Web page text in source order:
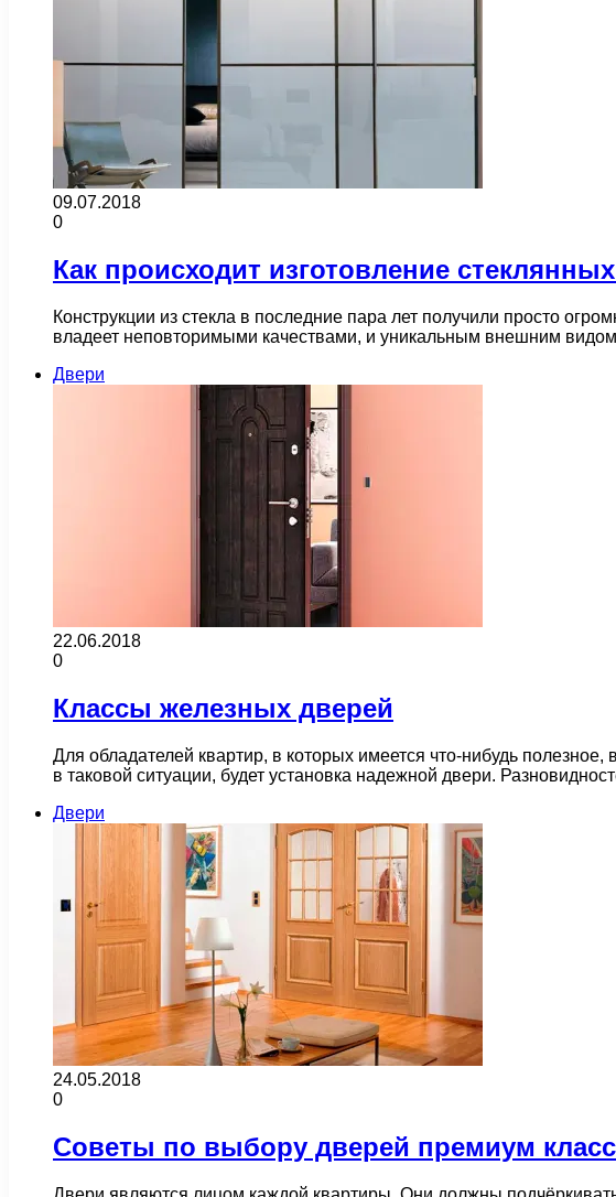
09.07.2018
0
Как происходит изготовление
Конструкции из стекла в последние пара лет получили просто
владеет неповторимыми качествами, и уникальным внешним
Двери
22.06.2018
0
Классы железных дверей
Для обладателей квартир, в которых имеется что-нибудь
в таковой ситуации, будет установка надежной двери.
Двери
24.05.2018
0
Советы по выбору дверей премиум